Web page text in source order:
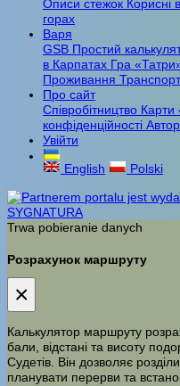
Описи стежок Корисні
горах
Варя
GSB Простий
в Карпатах Гра
Проживання
Про сайт
Співробітництво Карти
конфіденційності Автор
Увійти
English
Polski
Trwa pobieranie danych
Розрахунок маршруту
×
Калькулятор маршруту
бали, відстані та висоту
Судетів. Він дозволяє
планувати перерви та